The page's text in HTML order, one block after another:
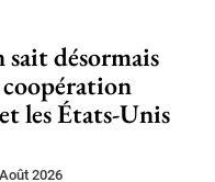
désormais
les États-Unis
2026